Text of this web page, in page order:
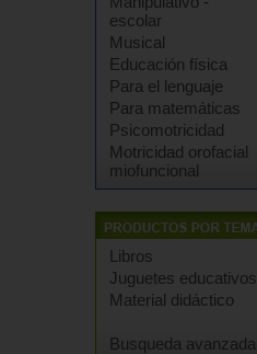
escolar
Musical
Educación física
Para el lenguaje
Para matemáticas
Psicomotricidad
Motricidad orofacial
miofuncional
Libros
Juguetes educativos
Material didáctico
Busqueda avanzada